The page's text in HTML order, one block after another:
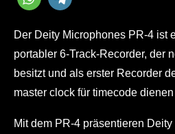
Der Deity Microphones PR-4 ist
portabler 6-Track-Recorder, der
besitzt und als erster Recorder
master clock für timecode
Mit dem PR-4 präsentieren